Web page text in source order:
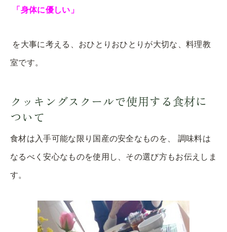
「身体に優しい」
を大事に考える、おひとりおひとりが大切な、料理教
室です。
クッキングスクールで使用する食材に
ついて
食材は入手可能な限り国産の安全なものを、 調味料は
なるべく安心なものを使用し、その選び方もお伝えしま
す。